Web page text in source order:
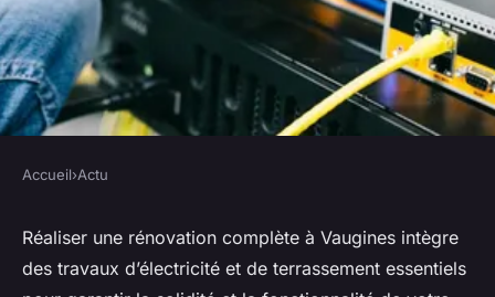
Électricité et terrassement :
votre rénovation complète à
Accueil›Actu
Réaliser une rénovation complète à Vaugines intègre
des travaux d’électricité et de terrassement essentiels